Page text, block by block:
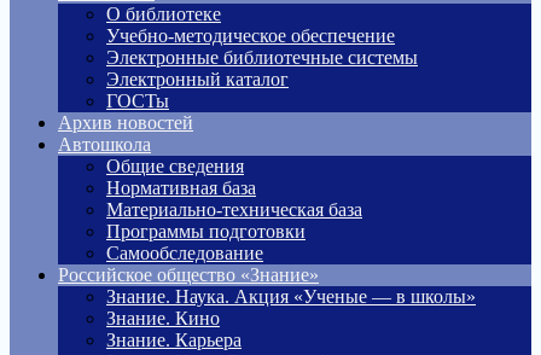
О библиотеке
Учебно-методическое обеспечение
Электронные библиотечные системы
Электронный каталог
ГОСТы
Архив новостей
Автошкола
Общие сведения
Нормативная база
Материально-техническая база
Программы подготовки
Самообследование
Российское общество «Знание»
Знание. Наука. Акция «Ученые — в школы»
Знание. Кино
Знание. Карьера